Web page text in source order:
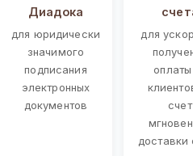
Диадока
для юридически
значимого
подписания
электронных
документов
для
счет
доставки